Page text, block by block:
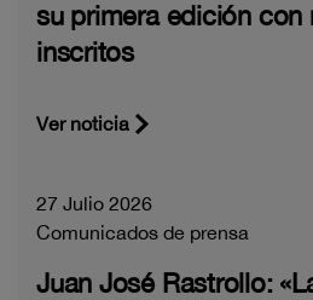
su primera edición con
inscritos
Ver noticia
27 Julio 2026
Comunicados de prensa
Juan José Rastrollo: